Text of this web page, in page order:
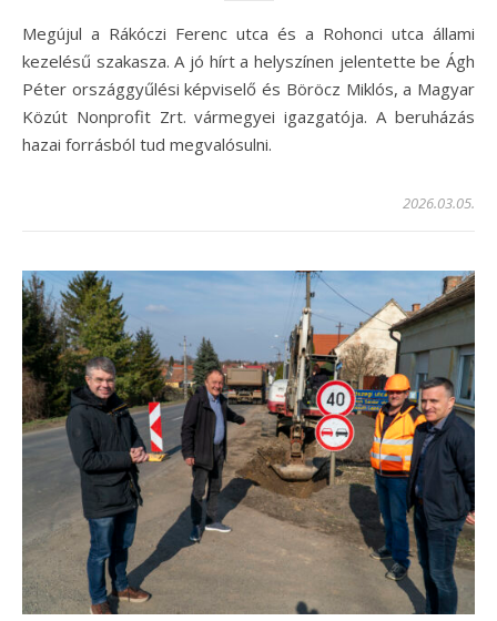
Megújul a Rákóczi Ferenc utca és a Rohonci utca állami
kezelésű szakasza. A jó hírt a helyszínen jelentette be Ágh
Péter országgyűlési képviselő és Böröcz Miklós, a Magyar
Közút Nonprofit Zrt. vármegyei igazgatója. A beruházás
hazai forrásból tud megvalósulni.
2026.03.05.